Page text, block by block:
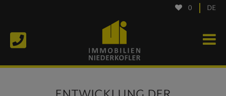
0 DE